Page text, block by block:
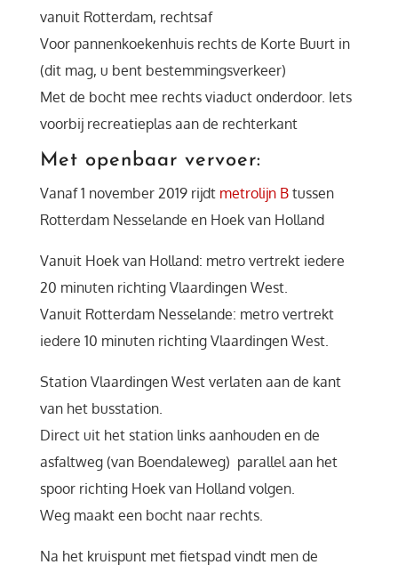
vanuit Rotterdam, rechtsaf
Voor pannenkoekenhuis rechts de Korte Buurt in
(dit mag, u bent bestemmingsverkeer)
Met de bocht mee rechts viaduct onderdoor. Iets
voorbij recreatieplas aan de rechterkant
Met openbaar vervoer:
Vanaf 1 november 2019 rijdt metrolijn Btussen
Rotterdam Nesselande en Hoek van Holland
Vanuit Hoek van Holland: metro vertrekt iedere
20 minuten richting Vlaardingen West.
Vanuit Rotterdam Nesselande: metro vertrekt
iedere 10 minuten richting Vlaardingen West.
Station Vlaardingen West verlaten aan de kant
van het busstation.
Direct uit het station links aanhouden en de
asfaltweg (van Boendaleweg) parallel aan het
spoor richting Hoek van Holland volgen.
Weg maakt een bocht naar rechts.
Na het kruispunt met fietspad vindt men de